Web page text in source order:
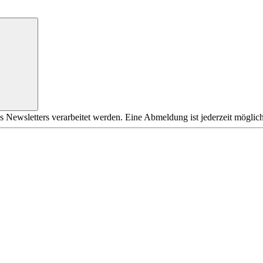
Newsletters verarbeitet werden. Eine Abmeldung ist jederzeit